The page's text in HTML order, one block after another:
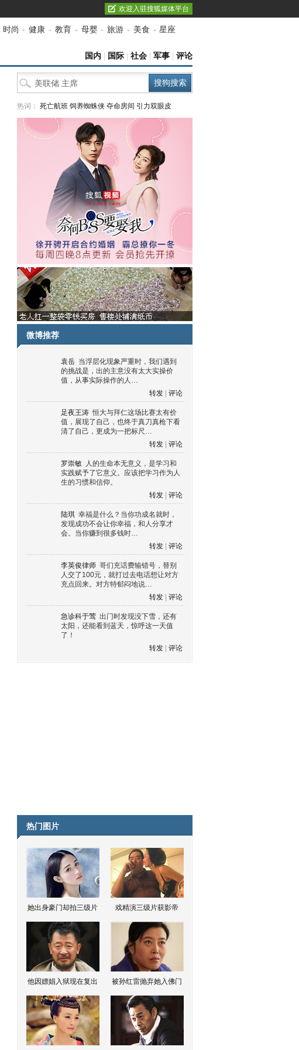
欢迎入驻搜狐媒体平台
时尚 - 健康 - 教育 - 母婴 - 旅游 - 美食 - 星座
国内 国际 社会 军事 评论
热词： 死亡航班 饲养蜘蛛侠 夺命房间 引力双眼皮
微博推荐
袁岳 当浮层化现象严重时，我们遇到
的挑战是，出的主意没有太大实操价
值，从事实际操作的人…
转发
评论
足夜王涛 恒大与拜仁这场比赛太有价
值，展现了自己，也终于真刀真枪下看
清了自己，更成为一把标尺…
转发
评论
罗崇敏 人的生命本无意义，是学习和
实践赋予了它意义。应该把学习作为人
生的习惯和信仰。
转发
评论
陆琪 幸福是什么？当你功成名就时，
发现成功不会让你幸福，和人分享才
会。当你赚到很多钱时…
转发
评论
李英俊律师 哥们充话费输错号，替别
人交了100元，就打过去电话想让对方
充点回来。对方特郁闷地说…
转发
评论
急诊科于莺 出门时发现没下雪，还有
太阳，还能看到蓝天，惊呼这一天值
了！
转发
评论
热门图片
她出身豪门却拍三级片 戏精演三级片获影帝
他因嫖娼入狱现在复出 被孙红雷抛弃她入佛门